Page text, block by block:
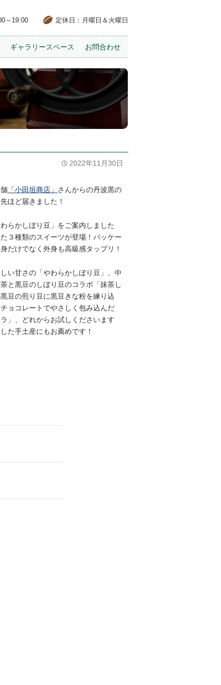
～19:00 定休日：月曜日＆火曜日
ギャラリースペース お問合わせ
2022年11月30日
「小田垣商店」 さんからの丹波黒の
ほど届きました！
らかしぼり豆」をご案内しました
３種類のスイーツが登場！パッケー
だけでなく外身も高級感タップリ！
い甘さの「やわらかしぼり豆」、中
と黒豆のしぼり豆のコラボ「抹茶し
豆の煎り豆に黒豆きな粉を練り込
ョコレートでやさしく包み込んだ
ラ」、どれからお試しくださいます
た手土産にもお薦めです！